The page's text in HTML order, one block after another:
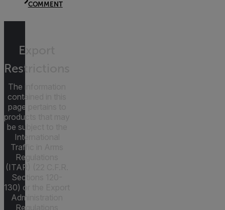
COMMENT
Export
Restrictions
The information
contained in this
page pertains to
products that may
be subject to the
International
Traffic in Arms
Regulations
(ITAR) (22 C.F.R.
Sections 120-
130) or the Export
Administration
Regulations